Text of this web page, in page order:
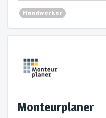
Handwerker
Monteurplaner